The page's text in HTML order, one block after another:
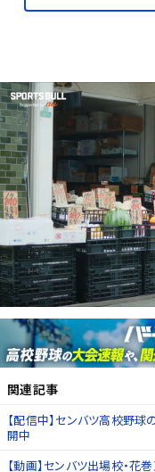
関連記事
【配信中】センバツ高校野球
開中
【動画】センバツ出場校・花